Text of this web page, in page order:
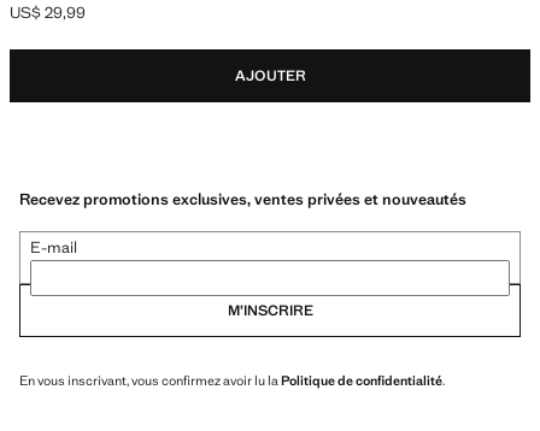
Prix actuel [US$ 29,99 ]
US$ 29,99
AJOUTER
Recevez promotions exclusives, ventes privées et nouveautés
E-mail
M’INSCRIRE
En vous inscrivant, vous confirmez avoir lu la Politique de confidentialité.